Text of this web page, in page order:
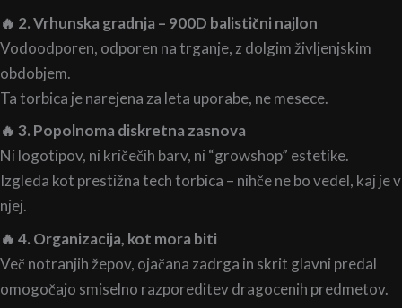
🔥 2. Vrhunska gradnja – 900D balistični najlon
Vodoodporen, odporen na trganje, z dolgim življenjskim
obdobjem.
Ta torbica je narejena za leta uporabe, ne mesece.
🔥 3. Popolnoma diskretna zasnova
Ni logotipov, ni kričečih barv, ni “growshop” estetike.
Izgleda kot prestižna tech torbica – nihče ne bo vedel, kaj je v
njej.
🔥 4. Organizacija, kot mora biti
Več notranjih žepov, ojačana zadrga in skrit glavni predal
omogočajo smiselno razporeditev dragocenih predmetov.